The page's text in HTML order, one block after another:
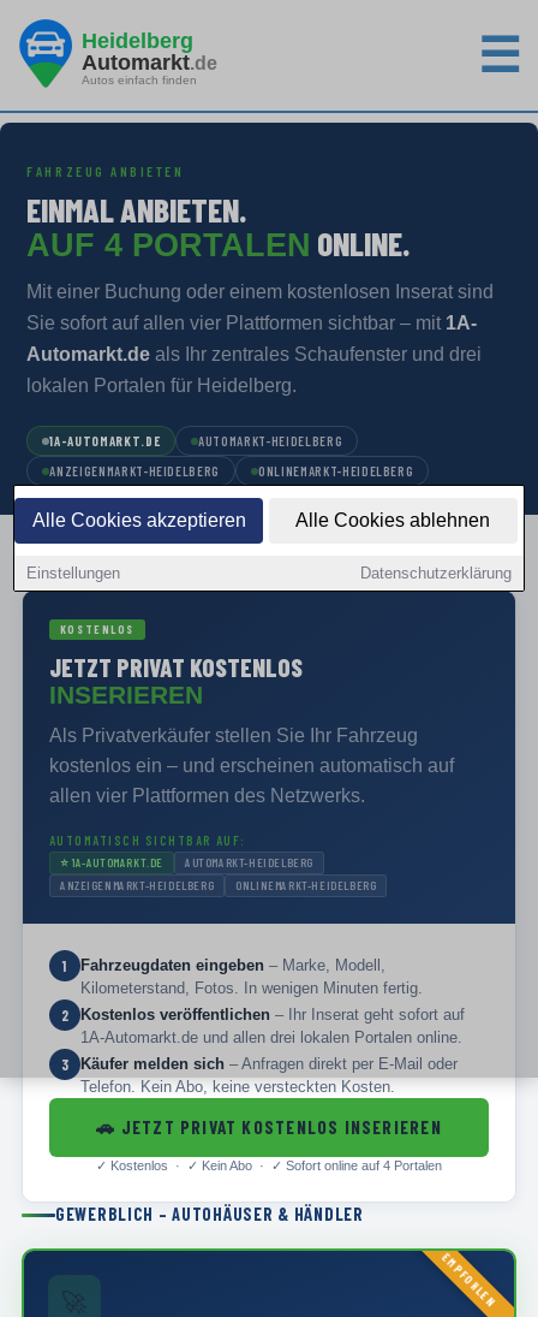
Alle Cookies akzeptieren Alle Cookies ablehnen
Einstellungen Datenschutzerklärung
Heidelberg
Automarkt.de
Autos einfach finden ☰
FAHRZEUG ANBIETEN
EINMAL ANBIETEN.
AUF 4 PORTALEN ONLINE.
Mit einer Buchung oder einem kostenlosen Inserat sind
Sie sofort auf allen vier Plattformen sichtbar – mit 1A-
Automarkt.de als Ihr zentrales Schaufenster und drei
lokalen Portalen für Heidelberg.
1A-AUTOMARKT.DE
AUTOMARKT-HEIDELBERG
ANZEIGENMARKT-HEIDELBERG
ONLINEMARKT-HEIDELBERG
KOSTENLOS
JETZT PRIVAT KOSTENLOS
INSERIEREN
Als Privatverkäufer stellen Sie Ihr Fahrzeug
kostenlos ein – und erscheinen automatisch auf
allen vier Plattformen des Netzwerks.
AUTOMATISCH SICHTBAR AUF:
⭐ 1A-AUTOMARKT.DE
AUTOMARKT-HEIDELBERG
ANZEIGENMARKT-HEIDELBERG
ONLINEMARKT-HEIDELBERG
1 Fahrzeugdaten eingeben – Marke, Modell,
Kilometerstand, Fotos. In wenigen Minuten fertig.
2 Kostenlos veröffentlichen – Ihr Inserat geht sofort auf
1A-Automarkt.de und allen drei lokalen Portalen online.
3 Käufer melden sich – Anfragen direkt per E-Mail oder
Telefon. Kein Abo, keine versteckten Kosten.
🚗 JETZT PRIVAT KOSTENLOS INSERIEREN
✓ Kostenlos · ✓ Kein Abo · ✓ Sofort online auf 4 Portalen
GEWERBLICH – AUTOHÄUSER & HÄNDLER
EMPFOHLEN
🚀